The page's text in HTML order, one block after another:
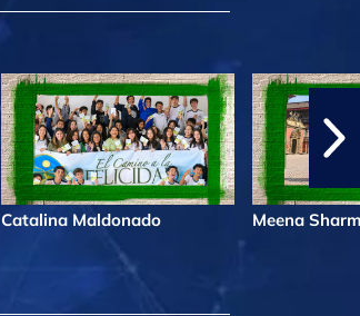
Catalina Maldonado Meena